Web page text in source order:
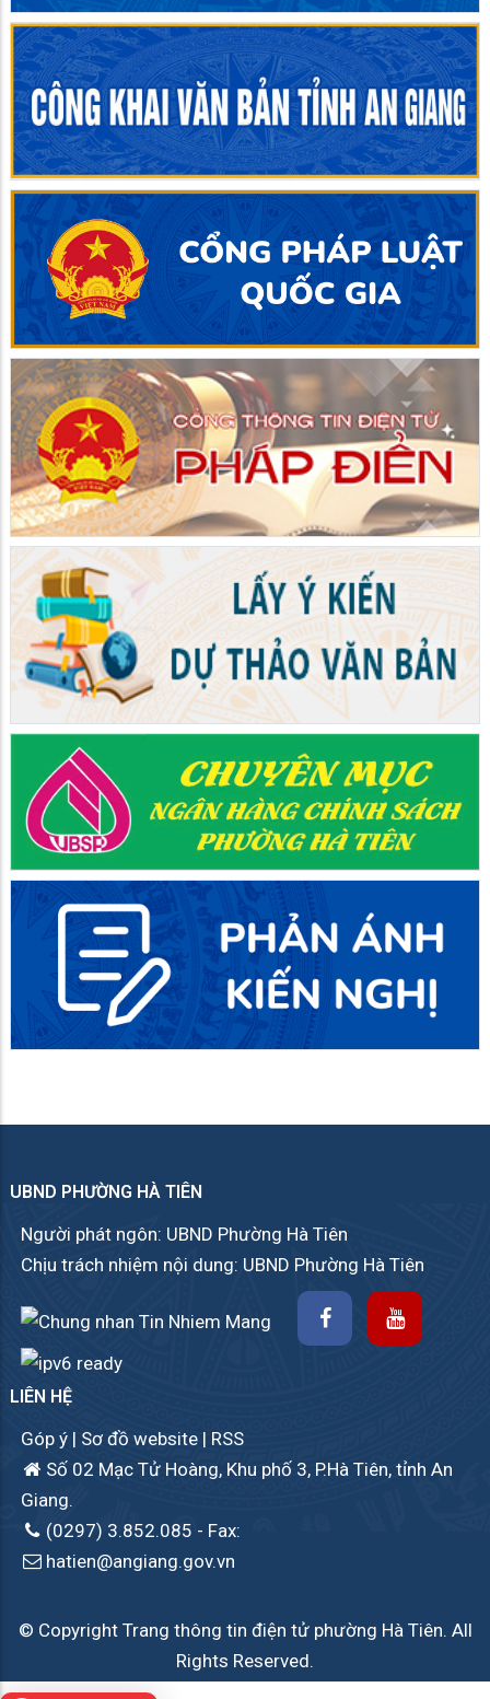
UBND PHƯỜNG HÀ TIÊN
Người phát ngôn: UBND Phường Hà Tiên
Chịu trách nhiệm nội dung: UBND Phường Hà Tiên
LIÊN HỆ
Góp ý | Sơ đồ website | RSS
Số 02 Mạc Tử Hoàng, Khu phố 3, P.Hà Tiên, tỉnh An
Giang.
(0297) 3.852.085 - Fax:
hatien@angiang.gov.vn
© Copyright Trang thông tin điện tử phường Hà Tiên. All
Rights Reserved.